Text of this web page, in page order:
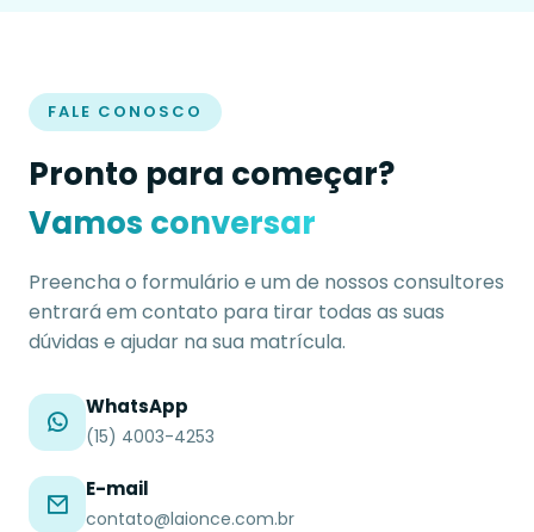
FALE CONOSCO
Pronto para começar?
Vamos conversar
Preencha o formulário e um de nossos consultores
entrará em contato para tirar todas as suas
dúvidas e ajudar na sua matrícula.
WhatsApp
(15) 4003-4253
E-mail
contato@laionce.com.br